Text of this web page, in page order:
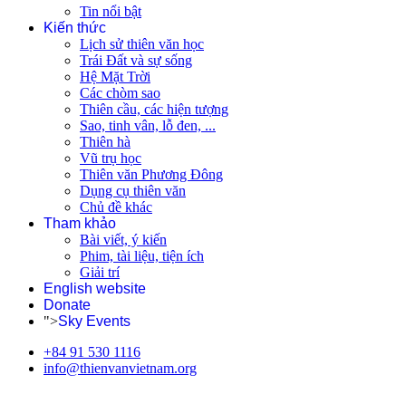
Tin nổi bật
Kiến thức
Lịch sử thiên văn học
Trái Đất và sự sống
Hệ Mặt Trời
Các chòm sao
Thiên cầu, các hiện tượng
Sao, tinh vân, lỗ đen, ...
Thiên hà
Vũ trụ học
Thiên văn Phương Đông
Dụng cụ thiên văn
Chủ đề khác
Tham khảo
Bài viết, ý kiến
Phim, tài liệu, tiện ích
Giải trí
English website
Donate
">Sky Events
+84 91 530 1116
info@thienvanvietnam.org